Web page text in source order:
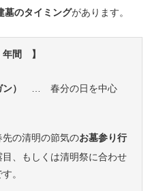
墓のタイミングがあります。
年間 】
）
… 春分の日を中心
清明の節気のお墓参り行
目、もしくは清明祭に合わせ
。